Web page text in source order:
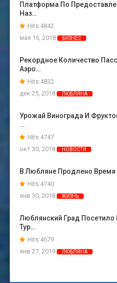
Платформа По
Наз…
Hits:4842
мая 16, 2018
БИЗНЕС
Рекордное Количество
Аэро…
Hits:4832
дек 25, 2018
ЛЮБЛЯНА
Урожай Винограда И
…
Hits:4747
окт 30, 2018
НОВОСТИ
В Любляне Продлено Время
Hits:4740
янв 30, 2018
ЖИЗНЬ
Люблянский Град Посетило
Тур…
Hits:4679
янв 27, 2019
ЛЮБЛЯНА